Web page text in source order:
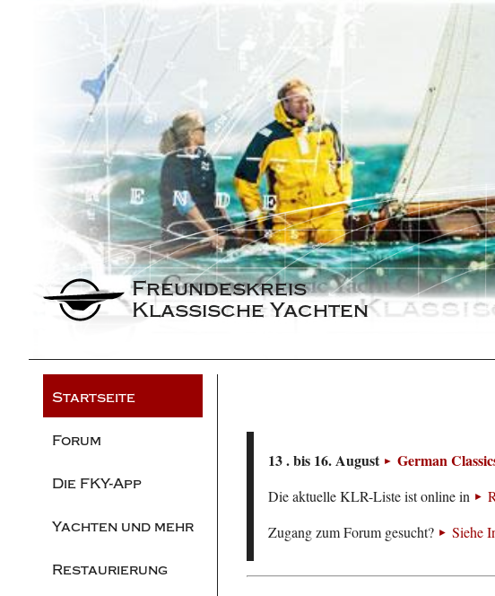
Freundeskreis
Klassische Yachten
Startseite
Forum
Die FKY-App
Yachten und mehr
Restaurierung
13 . bis 16. August German
Die aktuelle KLR-Liste ist online in
Zugang zum Forum gesucht?
Siehe